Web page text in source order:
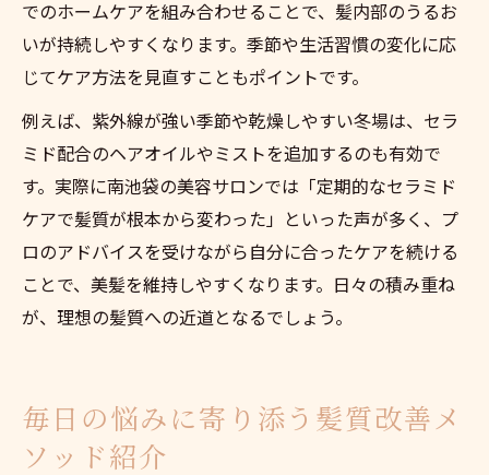
でのホームケアを組み合わせることで、髪内部のうるお
いが持続しやすくなります。季節や生活習慣の変化に応
じてケア方法を見直すこともポイントです。
例えば、紫外線が強い季節や乾燥しやすい冬場は、セラ
ミド配合のヘアオイルやミストを追加するのも有効で
す。実際に南池袋の美容サロンでは「定期的なセラミド
ケアで髪質が根本から変わった」といった声が多く、プ
ロのアドバイスを受けながら自分に合ったケアを続ける
ことで、美髪を維持しやすくなります。日々の積み重ね
が、理想の髪質への近道となるでしょう。
毎日の悩みに寄り添う髪質改善メ
ソッド紹介